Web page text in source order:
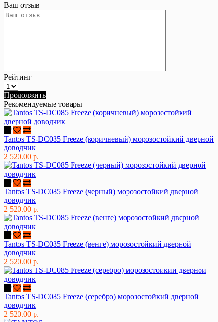
Ваш отзыв
Рейтинг
Продолжить
Рекомендуемые товары
Tantos TS-DC085 Freeze (коричневый) морозостойкий дверной
доводчик
2 520.00 р.
Tantos TS-DC085 Freeze (черный) морозостойкий дверной
доводчик
2 520.00 р.
Tantos TS-DC085 Freeze (венге) морозостойкий дверной
доводчик
2 520.00 р.
Tantos TS-DC085 Freeze (серебро) морозостойкий дверной
доводчик
2 520.00 р.